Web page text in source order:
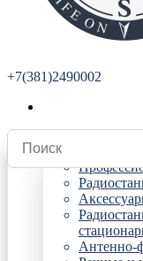
+7(381)2490002
Радиостанции
Антенно-